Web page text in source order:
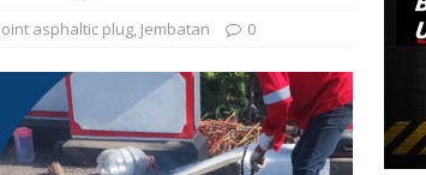
asphaltic plug, Jembatan 0